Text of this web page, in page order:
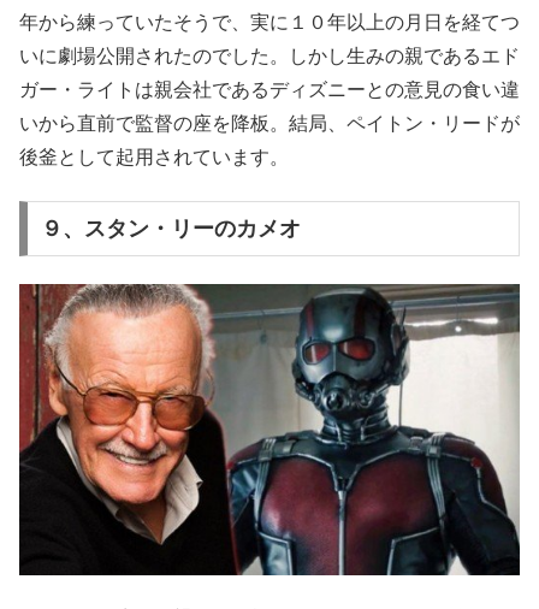
年から練っていたそうで、実に１０年以上の月日を経てつ
いに劇場公開されたのでした。しかし生みの親であるエド
ガー・ライトは親会社であるディズニーとの意見の食い違
いから直前で監督の座を降板。結局、ペイトン・リードが
後釜として起用されています。
９、スタン・リーのカメオ